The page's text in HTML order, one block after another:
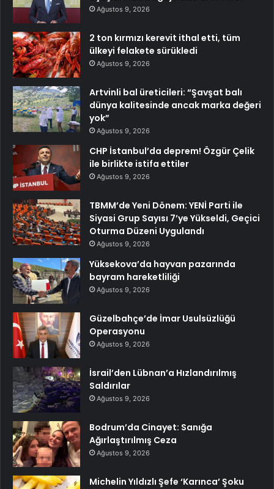
Ağustos 9, 2026
2 ton kırmızı kerevit ithal etti, tüm
ülkeyi felakete sürükledi
Ağustos 9, 2026
Artvinli bal üreticileri: “Şavşat balı
dünya kalitesinde ancak marka değeri
yok”
Ağustos 9, 2026
CHP İstanbul’da deprem! Özgür Çelik
ile birlikte istifa ettiler
Ağustos 9, 2026
TBMM’de Yeni Dönem: YENİ Parti ile
Siyasi Grup Sayısı 7’ye Yükseldi, Geçici
Oturma Düzeni Uygulandı
Ağustos 9, 2026
Yüksekova’da hayvan pazarında
bayram hareketliliği
Ağustos 9, 2026
Güzelbahçe’de İmar Usulsüzlüğü
Operasyonu
Ağustos 9, 2026
İsrail’den Lübnan’a Hızlandırılmış
Saldırılar
Ağustos 9, 2026
Bodrum’da Cinayet: Sanığa
Ağırlaştırılmış Ceza
Ağustos 9, 2026
Michelin Yıldızlı Şefe ‘Karınca’ Şoku